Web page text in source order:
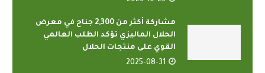
مشاركة أكثر من 2,300 جناح في معرض
الحلال الماليزي تؤكد الطلب العالمي
القوي على منتجات الحلال
2025-08-31